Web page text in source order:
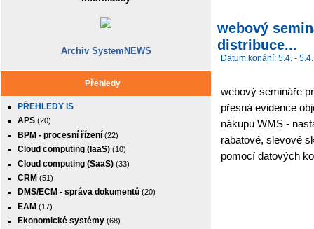
Archiv SystemNEWS
Přehledy
PŘEHLEDY IS
APS (20)
BPM - procesní řízení (22)
Cloud computing (IaaS) (10)
Cloud computing (SaaS) (33)
CRM (51)
DMS/ECM - správa dokumentů (20)
EAM (17)
Ekonomické systémy (68)
webový
distribuce...
Datum konání: 5.4. - 5.4.
webový semináře
přesná evidence
nákupu WMS -
rabatové, slevové
pomocí datových